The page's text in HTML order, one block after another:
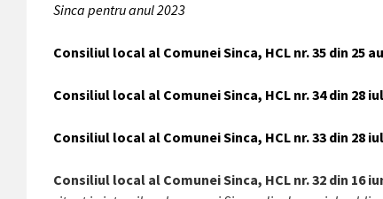
Sinca pentru anul 2023
Consiliul local al Comunei Sinca, HCL nr. 35 din 25
Consiliul local al Comunei Sinca, HCL nr. 34 din 28
Consiliul local al Comunei Sinca, HCL nr. 33 din 28
Consiliul local al Comunei Sinca, HCL nr. 32 din 16